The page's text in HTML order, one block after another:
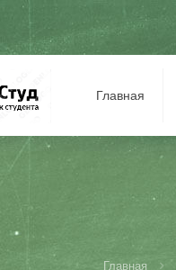
Главная
Главная